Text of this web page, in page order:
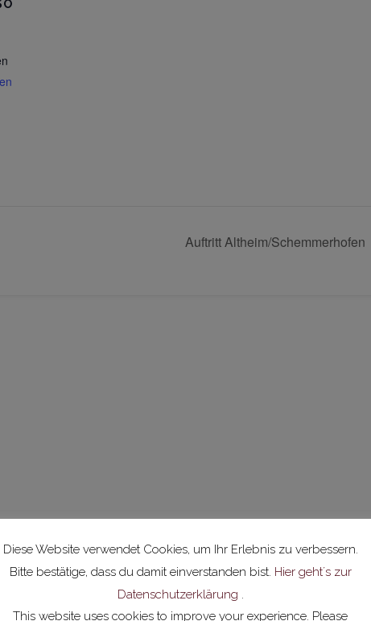
Auftritt Altheim/Schemmerhofen
Diese Website verwendet Cookies, um Ihr Erlebnis zu verbessern.
Bitte bestätige, dass du damit einverstanden bist. Hier geht´s zur
Datenschutzerklärung .
This website uses cookies to improve your experience. Please